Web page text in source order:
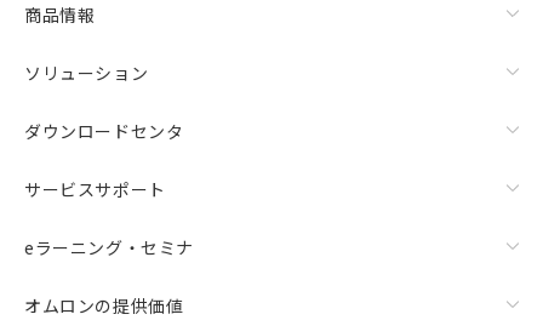
商品情報
ソリューション
ダウンロードセンタ
サービスサポート
eラーニング・セミナ
オムロンの提供価値